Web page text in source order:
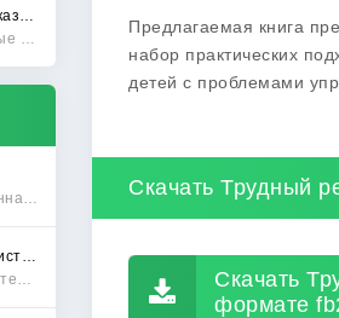
Предлагаемая книга
набор практических
детей с проблемами
Скачать Трудный
Скачать
формате